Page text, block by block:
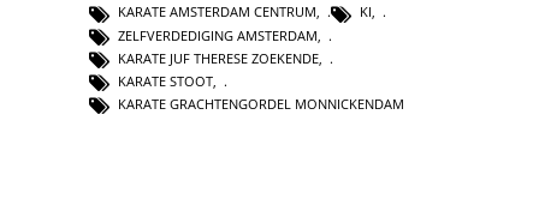
KARATE AMSTERDAM CENTRUM, KI,
ZELFVERDEDIGING AMSTERDAM
KARATE JUF THERESE ZOEKENDE
KARATE STOOT
KARATE GRACHTENGORDEL MONNICKENDAM